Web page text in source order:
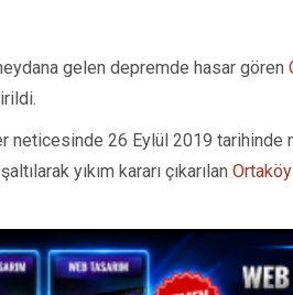
gelen depremde hasar gören
neticesinde 26 Eylül 2019
yıkım kararı çıkarılan Ortaköy